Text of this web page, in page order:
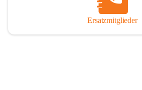
Ersatzmitglieder